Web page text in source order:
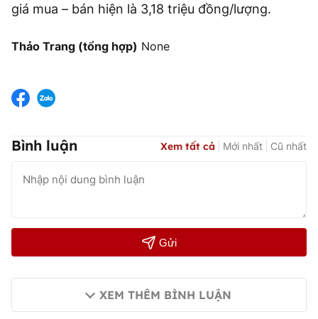
giá mua – bán hiện là 3,18 triệu đồng/lượng.
Thảo Trang (tổng hợp) None
Bình luận Xem tất cả Mới nhất Cũ nhất
Gửi
XEM THÊM BÌNH LUẬN